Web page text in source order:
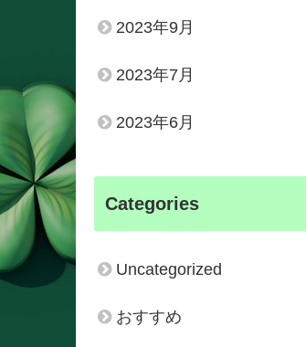
2023年9月
2023年7月
2023年6月
Categories
Uncategorized
おすすめ